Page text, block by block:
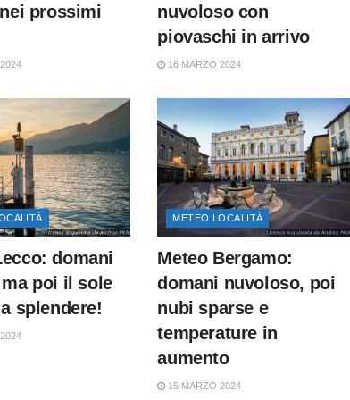
prossimi
nuvoloso con
piovaschi in arrivo
16 MARZO 2024
domani
poi il sole
splendere!
METEO LOCALITÀ
Meteo Bergamo:
domani nuvoloso, poi
nubi sparse e
temperature in
aumento
15 MARZO 2024